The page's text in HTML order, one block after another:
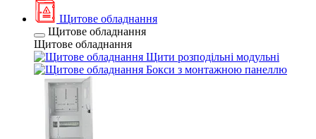
Щитове обладнання
Щитове обладнання
Щитове обладнання
Щити розподільні модульні
Бокси з монтажною панеллю